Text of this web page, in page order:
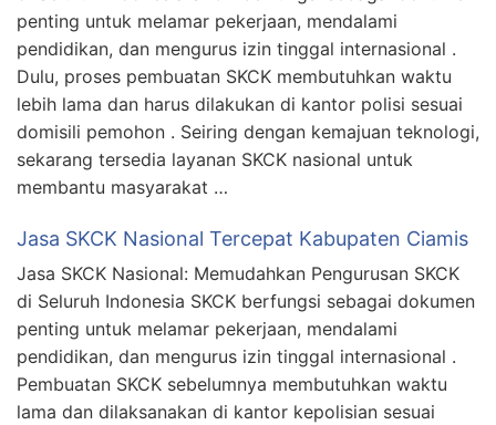
penting untuk melamar pekerjaan, mendalami
pendidikan, dan mengurus izin tinggal internasional .
Dulu, proses pembuatan SKCK membutuhkan waktu
lebih lama dan harus dilakukan di kantor polisi sesuai
domisili pemohon . Seiring dengan kemajuan teknologi,
sekarang tersedia layanan SKCK nasional untuk
membantu masyarakat …
Jasa SKCK Nasional Tercepat Kabupaten Ciamis
Jasa SKCK Nasional: Memudahkan Pengurusan SKCK
di Seluruh Indonesia SKCK berfungsi sebagai dokumen
penting untuk melamar pekerjaan, mendalami
pendidikan, dan mengurus izin tinggal internasional .
Pembuatan SKCK sebelumnya membutuhkan waktu
lama dan dilaksanakan di kantor kepolisian sesuai